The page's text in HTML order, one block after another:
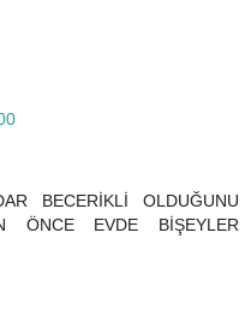
BECERİKLİ OLDUĞUNU
ÖNCE EVDE BİŞEYLER